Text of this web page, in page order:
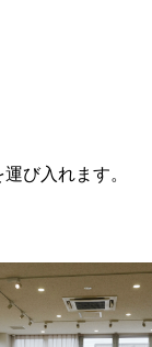
び入れます。